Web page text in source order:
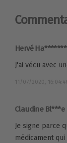
Hervé
J'ai vécu avec
11/07/2020,
Claudine Bl***e
Je signe parce
médicament